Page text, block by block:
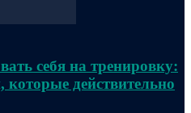
себя на тренировку:
которые действительно